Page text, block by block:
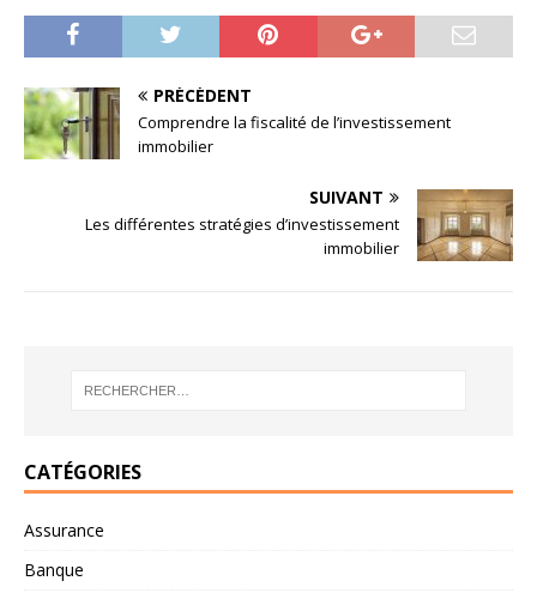
PRÉCÉDENT
Comprendre la fiscalité de l’investissement
immobilier
SUIVANT
Les différentes stratégies d’investissement
immobilier
CATÉGORIES
Assurance
Banque